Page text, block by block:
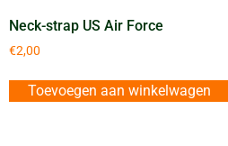
Neck-strap US Air Force
€2,00
Toevoegen aan winkelwagen